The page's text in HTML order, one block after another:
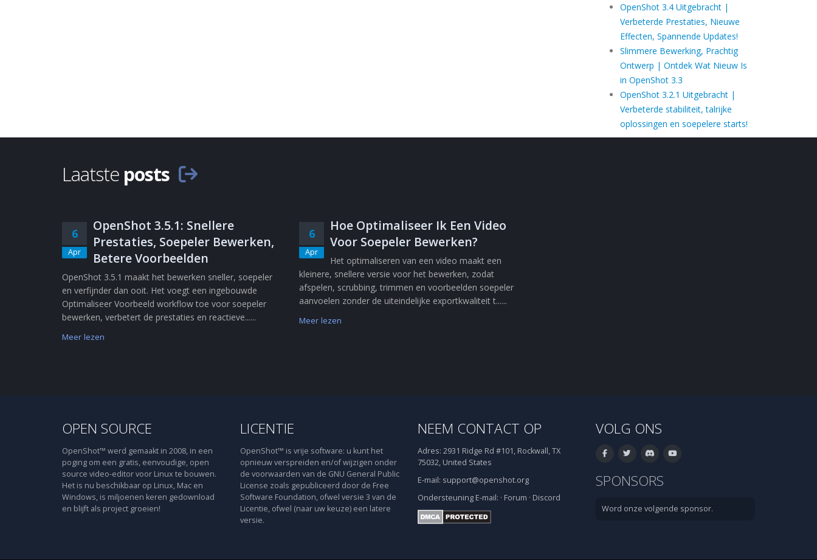
OpenShot 3.4 Uitgebracht |
Verbeterde Prestaties, Nieuwe
Effecten, Spannende Updates!
Slimmere Bewerking, Prachtig
Ontwerp | Ontdek Wat Nieuw Is
in OpenShot 3.3
OpenShot 3.2.1 Uitgebracht |
Verbeterde stabiliteit, talrijke
oplossingen en soepelere starts!
Laatste posts
6
Apr
OpenShot 3.5.1: Snellere
Prestaties, Soepeler Bewerken,
Betere Voorbeelden
OpenShot 3.5.1 maakt het bewerken sneller, soepeler
en verfijnder dan ooit. Het voegt een ingebouwde
Optimaliseer Voorbeeld workflow toe voor soepeler
bewerken, verbetert de prestaties en reactieve......
Meer lezen
6
Apr
Hoe Optimaliseer Ik Een Video
Voor Soepeler Bewerken?
Het optimaliseren van een video maakt een
kleinere, snellere versie voor het bewerken, zodat
afspelen, scrubbing, trimmen en voorbeelden soepeler
aanvoelen zonder de uiteindelijke exportkwaliteit t......
Meer lezen
OPEN SOURCE
OpenShot™ werd gemaakt in 2008, in een
poging om een gratis, eenvoudige, open
source video-editor voor Linux te bouwen.
Het is nu beschikbaar op Linux, Mac en
Windows, is miljoenen keren gedownload
en blijft als project groeien!
LICENTIE
OpenShot™ is vrije software: u kunt het
opnieuw verspreiden en/of wijzigen onder
de voorwaarden van de GNU General Public
License zoals gepubliceerd door de Free
Software Foundation, ofwel versie 3 van de
Licentie, ofwel (naar uw keuze) een latere
versie.
NEEM CONTACT OP
Adres: 2931 Ridge Rd #101, Rockwall, TX
75032, United States
E-mail: support@openshot.org
Ondersteuning E-mail: · Forum · Discord
VOLG ONS
SPONSORS
Word onze volgende sponsor.